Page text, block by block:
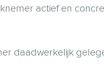
actief en
daadwerkelijk